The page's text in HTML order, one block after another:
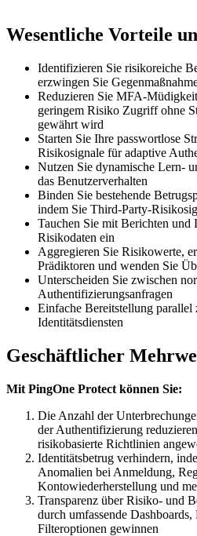
Wesentliche Vorteile
Identifizieren Sie risikoreiche
erzwingen Sie
Reduzieren Sie MFA-
geringem Risiko Zugriff ohne
gewährt wird
Starten Sie Ihre passwortlose
Risikosignale für adaptive
Nutzen Sie dynamische Lern-
das Benutzerverhalten
Binden Sie bestehende
indem Sie Third-Party-
Tauchen Sie mit Berichten und
Risikodaten ein
Aggregieren Sie Risikowerte,
Prädiktoren und wenden Sie
Unterscheiden Sie zwischen
Authentifizierungsanfragen
Einfache Bereitstellung parallel
Identitätsdiensten
Geschäftlicher
Mit PingOne Protect können Sie:
Die Anzahl der
der Authentifizierung
risikobasierte Richtlinien
Identitätsbetrug verhindern,
Anomalien bei Anmeldung,
Kontowiederherstellung und
Transparenz über Risiko- und
durch umfassende
Filteroptionen gewinnen